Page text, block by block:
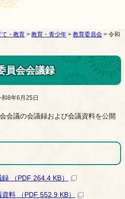
て・教育 > 教育・青少年 > 教育委員会 > 令和
会会議録
8年6月25日
会議の会議録および会議資料を公開
（PDF 264.4 KB）
料 （PDF 552.9 KB）